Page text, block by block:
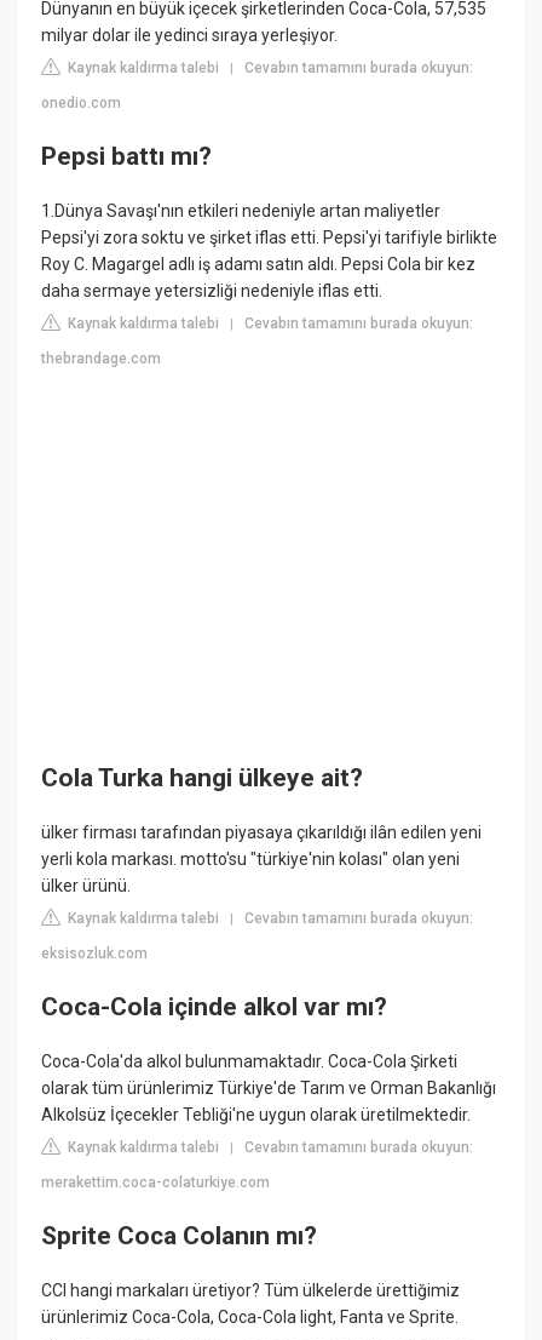
Dünyanın en büyük içecek şirketlerinden Coca-Cola, 57,535
milyar dolar ile yedinci sıraya yerleşiyor.
Kaynak kaldırma talebi |Cevabın tamamını burada okuyun:
onedio.com
Pepsi battı mı?
1.Dünya Savaşı'nın etkileri nedeniyle artan maliyetler
Pepsi'yi zora soktu ve şirket iflas etti. Pepsi'yi tarifiyle birlikte
Roy C. Magargel adlı iş adamı satın aldı. Pepsi Cola bir kez
daha sermaye yetersizliği nedeniyle iflas etti.
Kaynak kaldırma talebi |Cevabın tamamını burada okuyun:
thebrandage.com
Cola Turka hangi ülkeye ait?
ülker firması tarafından piyasaya çıkarıldığı ilân edilen yeni
yerli kola markası. motto'su "türkiye'nin kolası" olan yeni
ülker ürünü.
Kaynak kaldırma talebi |Cevabın tamamını burada okuyun:
eksisozluk.com
Coca-Cola içinde alkol var mı?
Coca-Cola'da alkol bulunmamaktadır. Coca-Cola Şirketi
olarak tüm ürünlerimiz Türkiye'de Tarım ve Orman Bakanlığı
Alkolsüz İçecekler Tebliği'ne uygun olarak üretilmektedir.
Kaynak kaldırma talebi |Cevabın tamamını burada okuyun:
merakettim.coca-colaturkiye.com
Sprite Coca Colanın mı?
CCI hangi markaları üretiyor? Tüm ülkelerde ürettiğimiz
ürünlerimiz Coca-Cola, Coca-Cola light, Fanta ve Sprite.